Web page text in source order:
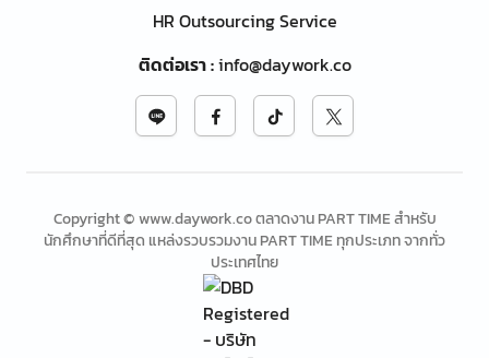
HR Outsourcing Service
ติดต่อเรา:info@daywork.co
Copyright © www.daywork.co ตลาดงาน PART TIME สำหรับ
นักศึกษาที่ดีที่สุด แหล่งรวบรวมงาน PART TIME ทุกประเภท จากทั่ว
ประเทศไทย